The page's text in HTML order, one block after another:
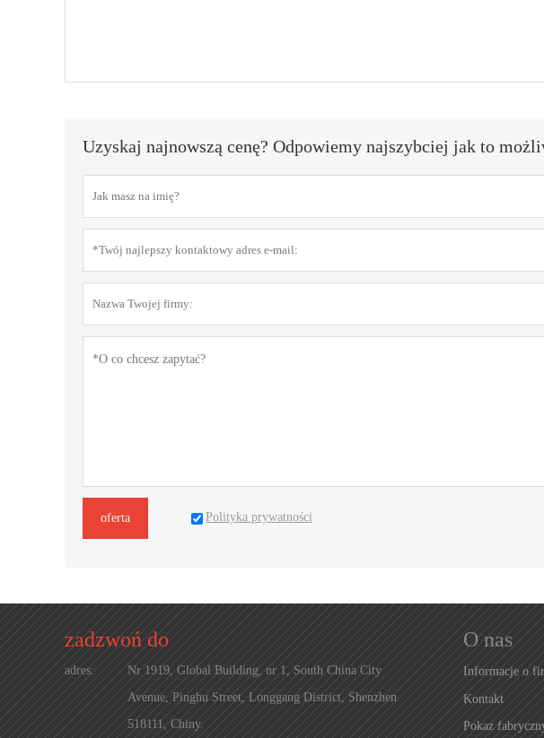
Uzyskaj najnowszą cenę? Odpowiemy najszybciej jak to
oferta Polityka prywatności
zadzwoń do
adres:
Nr 1919, Global Building, nr 1, South China City
Avenue, Pinghu Street, Longgang District, Shenzhen
518111, Chiny.
O nas
Informacje o
Kontakt
Pokaz